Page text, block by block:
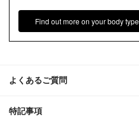
よくあるご質問
特記事項
Find out more on your body type